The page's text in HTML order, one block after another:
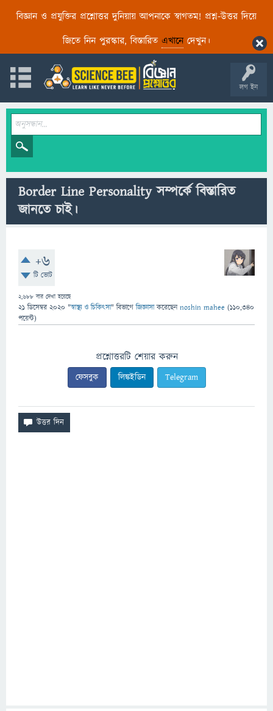
বিজ্ঞান ও প্রযুক্তির প্রশ্নোত্তর দুনিয়ায় আপনাকে স্বাগতম! প্রশ্ন-উত্তর দিয়ে
জিতে নিন পুরস্কার, বিস্তারিত এখানেদেখুন।
লগ ইন
Border Line Personality সম্পর্কে বিস্তারিত
জানতে চাই।
+6
টি ভোট
2,688 বার দেখা হয়েছে
21 ডিসেম্বর 2020 "স্বাস্থ্য ও চিকিৎসা" বিভাগে জিজ্ঞাসাকরেছেনnoshin mahee (110,340
পয়েন্ট)
প্রশ্নোত্তরটি শেয়ার করুন
ফেসবুক লিঙ্কইডিন Telegram